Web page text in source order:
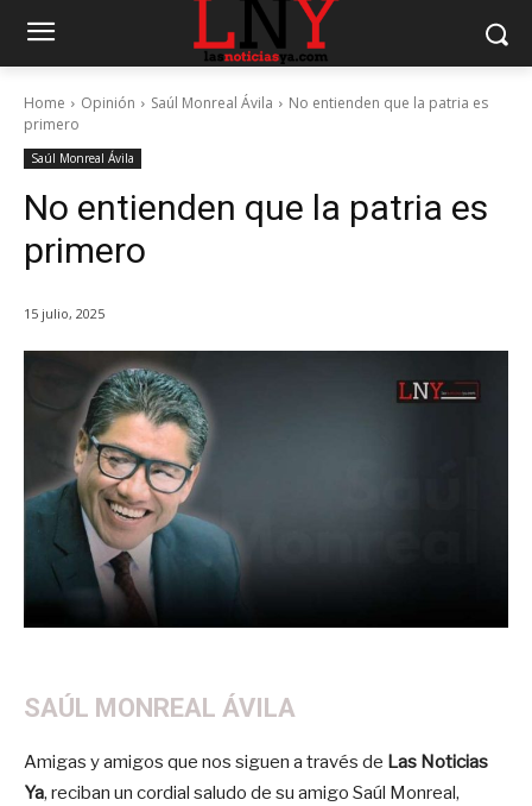
Home Opinión Saúl Monreal Ávila
No entienden que la patria es
primero
Saúl Monreal Ávila
No entienden que la patria es
primero
15 julio, 2025
SAÚL MONREAL ÁVILA
Amigas y amigos que nos siguen a través de Las Noticias
Ya, reciban un cordial saludo de su amigo Saúl Monreal,